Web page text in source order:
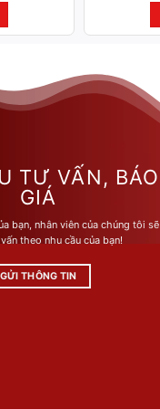
TƯ VẤN, BÁO
GIÁ
bạn, nhân viên của chúng tôi sẽ
theo nhu cầu của bạn!
GỬI THÔNG TIN